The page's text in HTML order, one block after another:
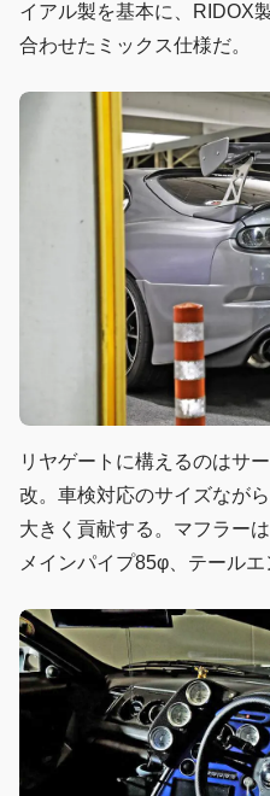
イアル製を基本に、RIDOX
合わせたミックス仕様だ。
リヤゲートに構えるのはサ
改。車検対応のサイズなが
大きく貢献する。マフラー
メインパイプ85φ、テールエ